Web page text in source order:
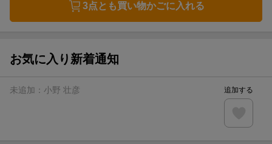
3点とも買い物かごに入れる
お気に入り新着通知
未追加： 小野 壮彦 追加する